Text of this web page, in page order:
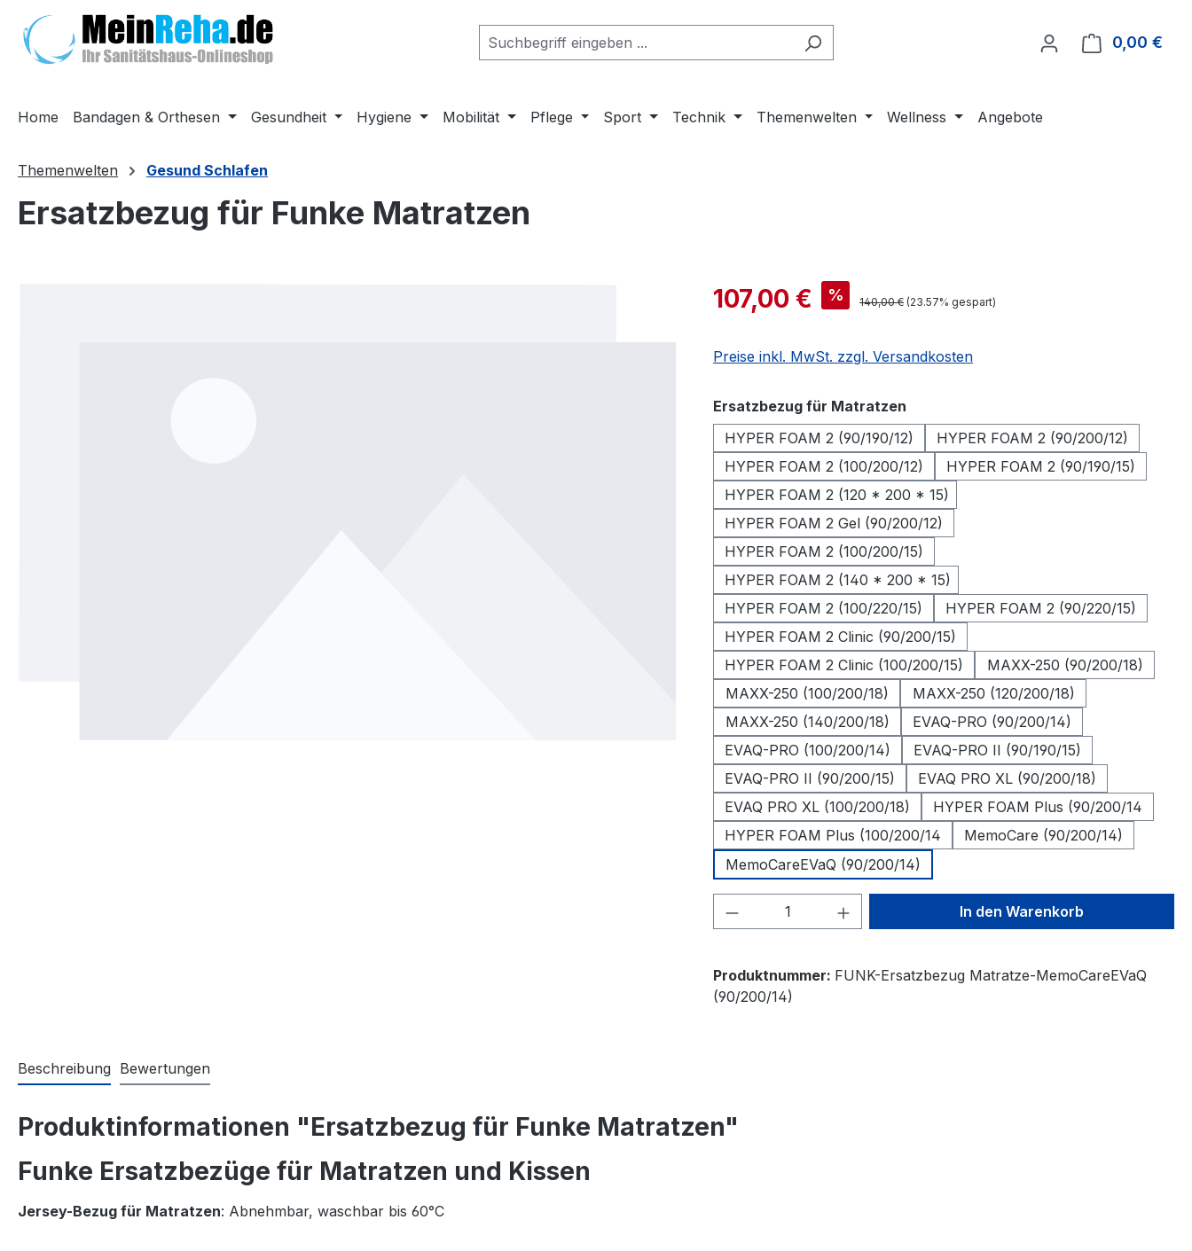
Hauptinhalt springen
Zur Suche springen
Zur Hauptnavigation springen
0,00 €
Home Bandagen & Orthesen Gesundheit Hygiene Mobilität Pflege Sport Technik Themenwelten Wellness Angebote
Themenwelten Gesund Schlafen
Ersatzbezug für Funke Matratzen
107,00 € % 140,00 € (23.57% gespart)
Preise inkl. MwSt. zzgl. Versandkosten
Ersatzbezug für Matratzen
HYPER FOAM 2 (90/190/12)
HYPER FOAM 2 (90/200/12)
HYPER FOAM 2 (100/200/12)
HYPER FOAM 2 (90/190/15)
HYPER FOAM 2 (120 * 200 * 15)
HYPER FOAM 2 Gel (90/200/12)
HYPER FOAM 2 (100/200/15)
HYPER FOAM 2 (140 * 200 * 15)
HYPER FOAM 2 (100/220/15)
HYPER FOAM 2 (90/220/15)
HYPER FOAM 2 Clinic (90/200/15)
HYPER FOAM 2 Clinic (100/200/15)
MAXX-250 (90/200/18)
MAXX-250 (100/200/18)
MAXX-250 (120/200/18)
MAXX-250 (140/200/18)
EVAQ-PRO (90/200/14)
EVAQ-PRO (100/200/14)
EVAQ-PRO II (90/190/15)
EVAQ-PRO II (90/200/15)
EVAQ PRO XL (90/200/18)
EVAQ PRO XL (100/200/18)
HYPER FOAM Plus (90/200/14
HYPER FOAM Plus (100/200/14
MemoCare (90/200/14)
MemoCareEVaQ (90/200/14)
Produkt Anzahl: Gib den gewünschten Wert
In den Warenkorb
Produktnummer: FUNK-Ersatzbezug Matratze-MemoCareEVaQ
(90/200/14)
Beschreibung Bewertungen
Produktinformationen "Ersatzbezug für Funke Matratzen"
Funke Ersatzbezüge für Matratzen und Kissen
Jersey-Bezug für Matratzen: Abnehmbar, waschbar bis 60°C